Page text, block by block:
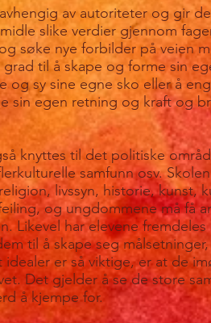
av autoriteter og gir
slike verdier gjennom
søke nye forbilder på veien
til å skape og forme sin
og sy sine egne sko eller å
sin egen retning og kraft og
knyttes til det politiske
samfunn osv.
livssyn, historie, kunst,
og ungdommene må få
Likevel har elevene
til å skape seg
er så viktige, er at de
Det gjelder å se de store
å kjempe for.